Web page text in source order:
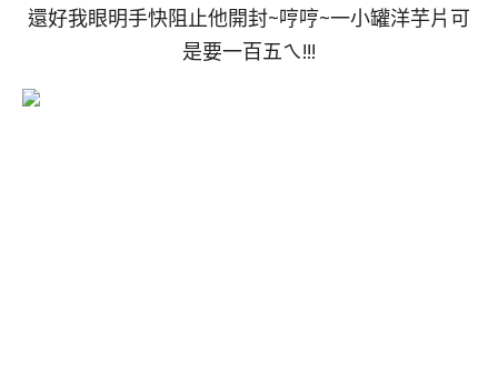
還好我眼明手快阻止他開封~哼哼~一小罐洋芋片可
是要一百五ㄟ!!!